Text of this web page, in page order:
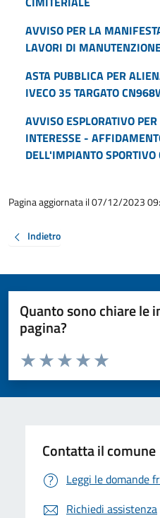
AVVISO PER LA
LAVORI DI
ASTA PUBBLICA PER
IVECO 35 TARGATO
AVVISO ESPLORATIVO
INTERESSE -
DELL'IMPIANTO
Pagina aggiornata il 07/12/2023
Indietro
Quanto sono chiare le
pagina?
Valuta da 1 a 5 stelle la pagina
Valuta 5
Valuta 4 stelle su
Valuta 3 stelle su 5
Valuta 2 stelle su 5
Valuta 1 stelle su 5
Contatta il comune
Leggi le domande
Richiedi assistenza